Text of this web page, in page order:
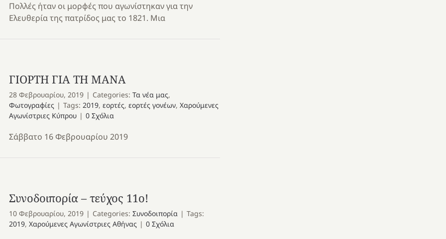
Πολλές ήταν οι μορφές που αγωνίστηκαν για την
Ελευθερία της πατρίδος μας το 1821. Μια
ΓΙΟΡΤΗ ΓΙΑ ΤΗ ΜΑΝΑ
28 Φεβρουαρίου, 2019 | Categories: Τα νέα μας,
Φωτογραφίες | Tags: 2019, εορτές, εορτές γονέων, Χαρούμενες
Αγωνίστριες Κύπρου | 0 Σχόλια
Σάββατο 16 Φεβρουαρίου 2019
Συνοδοιπορία – τεύχος 11ο!
10 Φεβρουαρίου, 2019 | Categories: Συνοδοιπορία | Tags:
2019, Χαρούμενες Αγωνίστριες Αθήνας | 0 Σχόλια